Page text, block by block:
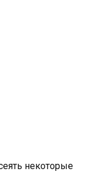
некоторые